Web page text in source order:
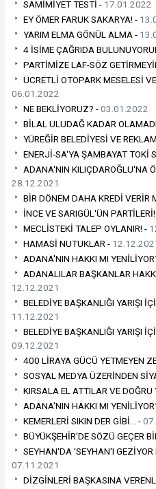
SAMİMİYET TESTİ - 17.01.2022
EY ÖMER FARUK SAKARYA! -
YARIM ELMA GÖNÜL ALMA -
4 İSİME ÇAĞRIDA
PARTİMİZE LAF-SÖZ
ÜCRETLİ OTOPARK MESELESİ
06.01.2022
NE BEKLİYORUZ? -03.01.2022
BİLAL ULUDAĞ KADAR
YÜREĞİR BELEDİYESİ VE
ENERJİ-SA'YA ŞAMBAYAT TOKİ
ADANA'NIN KILIÇDAROĞLU'NA
28.12.2021
BİR DÖNEM DAHA KREDİ VERİR
İNCE VE SARIGÜL'ÜN
MECLİSTEKİ TALEP OYLANIR! -
HAMASİ NUTUKLAR -
ADANA'NIN HAKKI MI
ADANALILAR BAŞKANLAR
12.12.2021
BELEDİYE BAŞKANLIĞI YARIŞI
11.12.2021
BELEDİYE BAŞKANLIĞI YARIŞI
09.12.2021
400 LİRAYA GÜCÜ YETMEYEN
SOSYAL MEDYA ÜZERİNDEN
KIRSALA EL ATTILAR VE DOĞRU
ADANA'NIN HAKKI MI
KEMERLERİ SIKIN DER GİBİ… -
BÜYÜKŞEHİR'DE SÖZÜ GEÇER
SEYHAN'DA 'SEYHAN'I
07.11.2021
DİZGİNLERİ BAŞKASINA